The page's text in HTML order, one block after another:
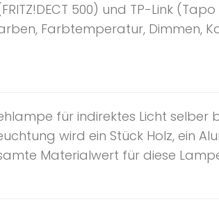
500) und TP-Link (Tapo
Farbtemperatur,
für indirektes Licht
wird ein Stück Holz, ein
Materialwert für diese